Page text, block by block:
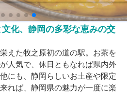
化、静岡の多彩な恵みの交
えた牧之原初の道の駅。お茶を
人気で、休日ともなれば県内外
にも、静岡らしいお土産や限定
れば、静岡県の魅力が一度に楽